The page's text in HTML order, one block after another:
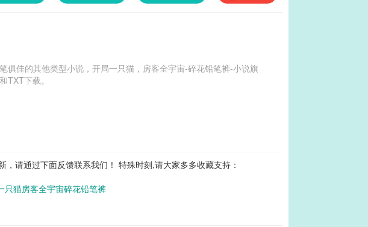
佳的其他类型小说，开局一只猫，房客全宇宙-碎花铅笔裤-小说旗
TXT下载。
请通过下面反馈联系我们！ 特殊时刻,请大家多多收藏支持：
只猫房客全宇宙碎花铅笔裤